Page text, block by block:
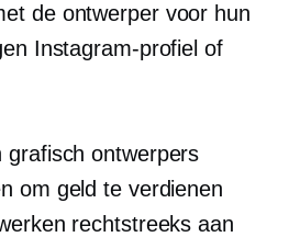
de ontwerper voor hun
Instagram-profiel of
grafisch ontwerpers
om geld te verdienen
rechtstreeks aan